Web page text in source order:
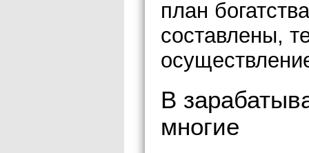
план
составлены,
В
многие